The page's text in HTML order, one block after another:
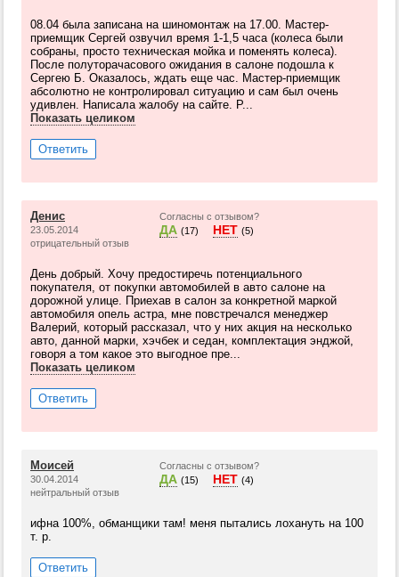
08.04 была записана на шиномонтаж на 17.00. Мастер-
приемщик Сергей озвучил время 1-1,5 часа (колеса были
собраны, просто техническая мойка и поменять колеса).
После полуторачасового ожидания в салоне подошла к
Сергею Б. Оказалось, ждать еще час. Мастер-приемщик
абсолютно не контролировал ситуацию и сам был очень
удивлен. Написала жалобу на сайте. Р...
Показать целиком
Ответить
Денис
23.05.2014
отрицательный отзыв
Согласны с отзывом?
ДА (17) НЕТ (5)
День добрый. Хочу предостиречь потенциального
покупателя, от покупки автомобилей в авто салоне на
дорожной улице. Приехав в салон за конкретной маркой
автомобиля опель астра, мне повстречался менеджер
Валерий, который рассказал, что у них акция на несколько
авто, данной марки, хэчбек и седан, комплектация энджой,
говоря а том какое это выгодное пре...
Показать целиком
Ответить
Моисей
30.04.2014
нейтральный отзыв
Согласны с отзывом?
ДА (15) НЕТ (4)
ифна 100%, обманщики там! меня пытались лохануть на 100
т. р.
Ответить